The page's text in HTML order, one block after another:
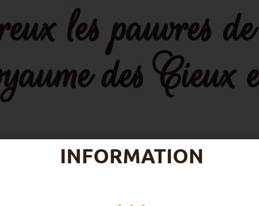
les pauvres
des Cieux
est une communauté catholique
même famille spirituelle des sœurs, des frères,
qui partagent une vie fraternelle, une vie de
INFORMATION